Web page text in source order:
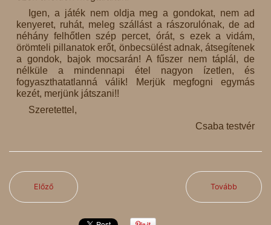
Igen, a játék nem oldja meg a gondokat, nem ad
kenyeret, ruhát, meleg szállást a rászorulónak, de ad
néhány felhőtlen szép percet, órát, s ezek a vidám,
örömteli pillanatok erőt, önbecsülést adnak, átsegítenek
a gondok, bajok mocsarán! A fűszer nem táplál, de
nélküle a mindennapi étel nagyon ízetlen, és
fogyaszthatatlanná válik! Merjük megfogni egymás
kezét, merjünk játszani!!
Szeretettel,
Csaba testvér
Előző Tovább